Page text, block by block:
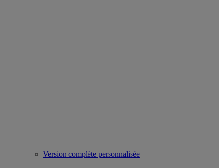
Version complète personnalisée